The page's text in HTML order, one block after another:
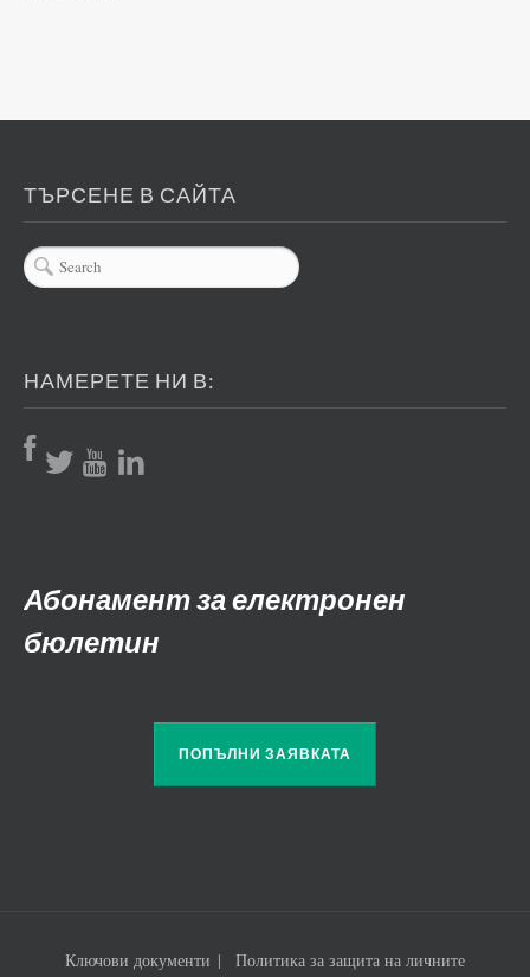
ТЪРСЕНЕ В САЙТА
НАМЕРЕТЕ НИ В:
Абонамент за електронен
бюлетин
ПОПЪЛНИ ЗАЯВКАТА
Ключови документи
Политика за защита на личните